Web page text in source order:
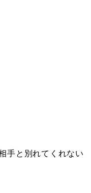
手と別れてくれない